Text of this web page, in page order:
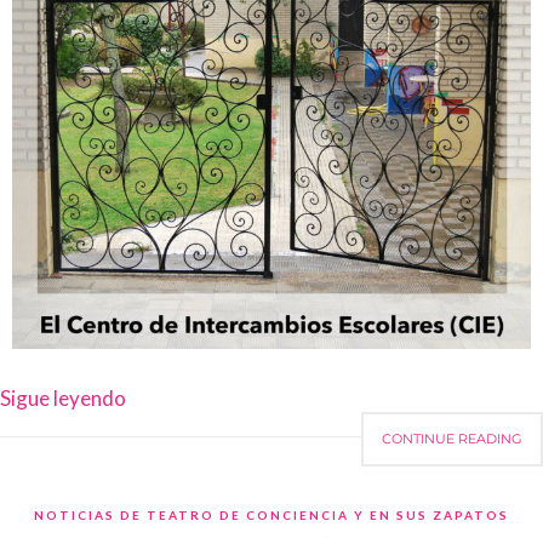
Sigue leyendo
CONTINUE READING
NOTICIAS DE TEATRO DE CONCIENCIA Y EN SUS ZAPATOS